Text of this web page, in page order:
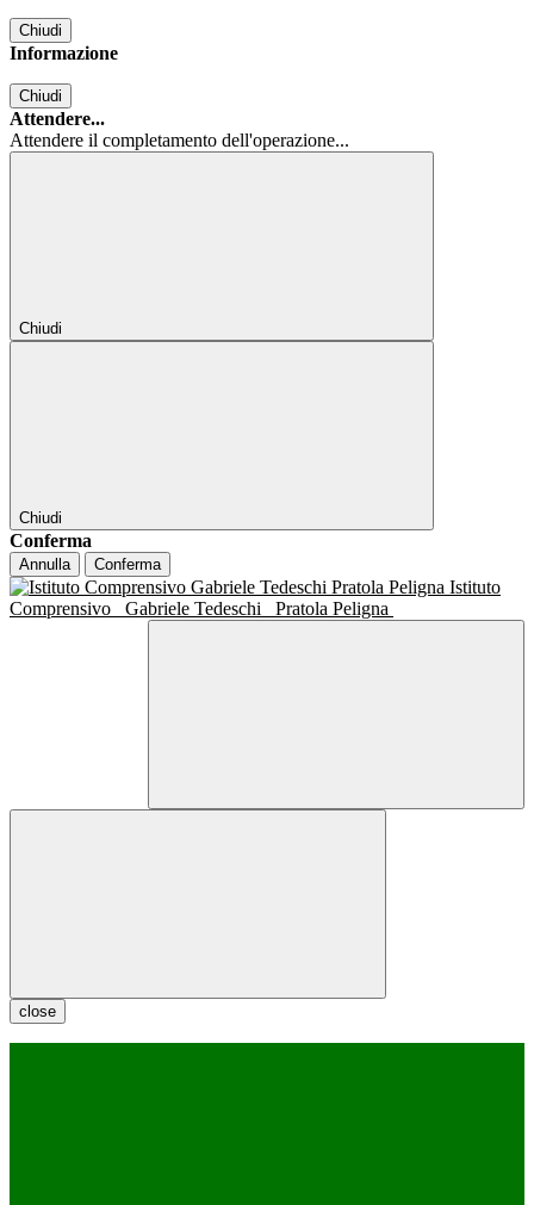
Chiudi
Informazione
Chiudi
Attendere...
Attendere il completamento dell'operazione...
Chiudi
Chiudi
Conferma
Annulla Conferma
Istituto
Comprensivo
Gabriele Tedeschi Pratola Peligna
close